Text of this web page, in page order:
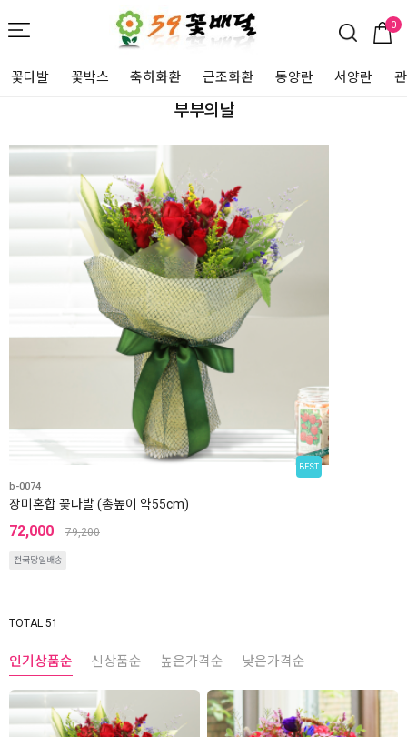
0
꽃다발 꽃박스 축하화환 근조화환 동양란 서양란
부부의날
BEST
b-0074
장미혼합 꽃다발 (총높이 약55cm)
72,000 79,200
전국당일배송
TOTAL 51
인기상품순 신상품순 높은가격순 낮은가격순